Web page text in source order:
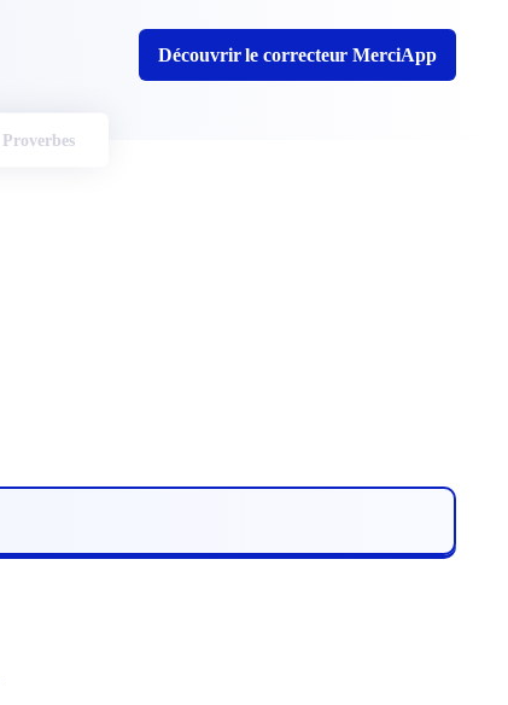
Découvrir le correcteur MerciApp
Proverbes